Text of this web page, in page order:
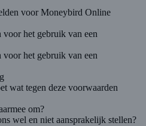
voor Moneybird Online
voor het gebruik van een
voor het gebruik van een
wat tegen deze voorwaarden
om?
wel en niet aansprakelijk stellen?